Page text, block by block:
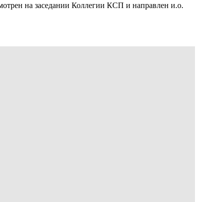
на заседании Коллегии КСП и направлен и.о.